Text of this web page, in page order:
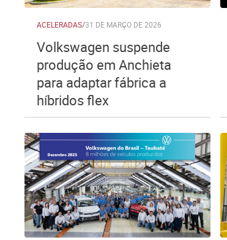
ACELERADAS/31 DE MARÇO DE 2026
Volkswagen suspende
produção em Anchieta
para adaptar fábrica a
híbridos flex